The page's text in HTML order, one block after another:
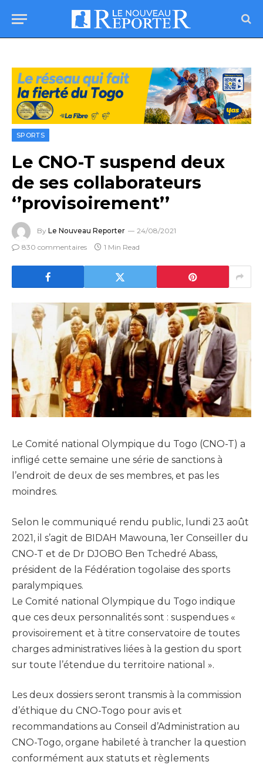
SPORTS
Le CNO-T suspend deux
de ses collaborateurs
‘’provisoirement’’
By Le Nouveau Reporter
24/08/2021
830 commentaires
1 Min Read
Le Comité national Olympique du Togo (CNO-T) a
infligé cette semaine une série de sanctions à
l’endroit de deux de ses membres, et pas les
moindres.
Selon le communiqué rendu public, lundi 23 août
2021, il s’agit de BIDAH Mawouna, 1er Conseiller du
CNO-T et de Dr DJOBO Ben Tchedré Abass,
président de la Fédération togolaise des sports
paralympiques.
Le Comité national Olympique du Togo indique
que ces deux personnalités sont : suspendues «
provisoirement et à titre conservatoire de toutes
charges administratives liées à la gestion du sport
sur toute l’étendue du territoire national ».
Les deux dossiers seront transmis à la commission
d’éthique du CNO-Togo pour avis et
recommandations au Conseil d’Administration au
CNO-Togo, organe habileté à trancher la question
conformément aux statuts et règlements